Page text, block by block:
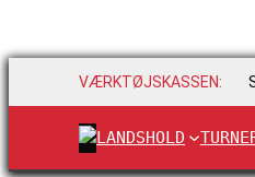
VÆRKTØJSKASSEN:
LANDSHOLD